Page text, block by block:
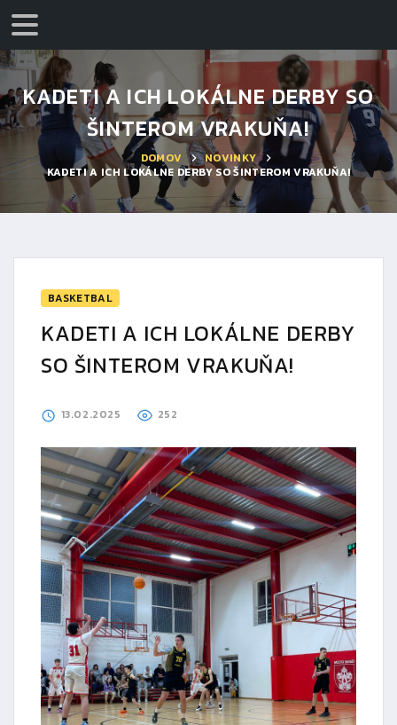
KADETI A ICH LOKÁLNE DERBY SO
ŠINTEROM VRAKUŇA!
DOMOV
NOVINKY
KADETI A ICH LOKÁLNE DERBY SO ŠINTEROM VRAKUŇA!
BASKETBAL
KADETI A ICH LOKÁLNE DERBY
SO ŠINTEROM VRAKUŇA!
13.02.2025 252